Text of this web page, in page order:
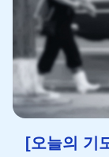
[오늘의 기